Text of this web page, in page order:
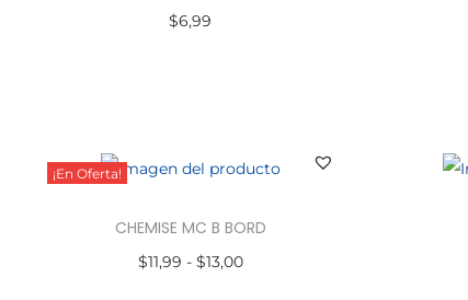
$6,99
¡En Oferta!
CHEMISE MC B BORD
$11,99 - $13,00